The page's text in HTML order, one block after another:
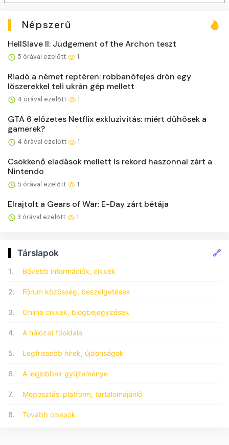
Népszerű
HellSlave II: Judgement of the Archon teszt
5 órával ezelőtt 1
Riadó a német reptéren: robbanófejes drón egy
lőszerekkel teli ukrán gép mellett
4 órával ezelőtt 1
GTA 6 előzetes Netflix exkluzivitás: miért dühösek a
gamerek?
4 órával ezelőtt 1
Csökkenő eladások mellett is rekord haszonnal zárt a
Nintendo
5 órával ezelőtt 1
Elrajtolt a Gears of War: E-Day zárt bétája
3 órával ezelőtt 1
Társlapok 🔗
1. Bővebb információk, cikkek
2. Fórum közösség, beszélgetések
3. Online cikkek, blogbejegyzések
4. A hálózat főoldala
5. Legfrissebb hírek, újdonságok
6. A legjobbak gyűjteménye
7. Megosztási platform, tartalomajánló
8. Tovább olvasok